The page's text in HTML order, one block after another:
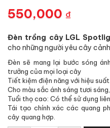
550,000 ₫
Đèn trồng cây LGL
cho những người yêu cây
Đèn sẽ mang lại bước sóng
trưởng của mọi loại cây
Tiết kiệm điện năng với hiệu
Cho màu sắc ánh sáng tươi
Tuổi thọ cao: Có thể sử dụng
Tái tạo chính xác các quang
cây quang hợp.